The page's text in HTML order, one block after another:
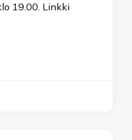
19.00. Linkki